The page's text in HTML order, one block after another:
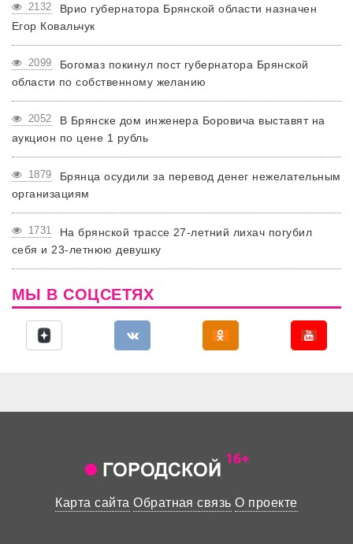
2132
Врио губернатора Брянской области назначен
Егор Ковальчук
2099
Богомаз покинул пост губернатора Брянской
области по собственному желанию
2052
В Брянске дом инженера Боровича выставят на
аукцион по цене 1 рубль
1879
Брянца осудили за перевод денег нежелательным
организациям
1731
На брянской трассе 27-летний лихач погубил
себя и 23-летнюю девушку
МЫ В СОЦСЕТЯХ
Карта сайта Обратная связь О проекте